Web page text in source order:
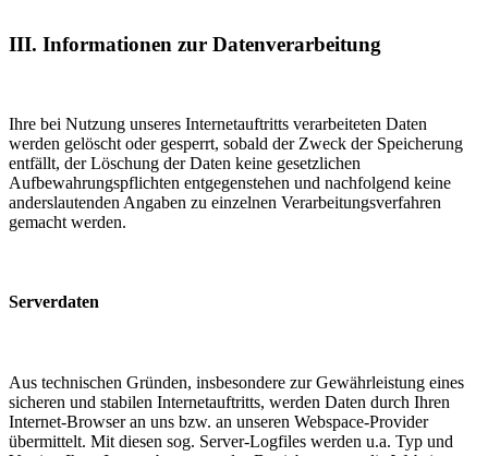
III. Informationen zur Datenverarbeitung
Ihre bei Nutzung unseres Internetauftritts verarbeiteten Daten
werden gelöscht oder gesperrt, sobald der Zweck der Speicherung
entfällt, der Löschung der Daten keine gesetzlichen
Aufbewahrungspflichten entgegenstehen und nachfolgend keine
anderslautenden Angaben zu einzelnen Verarbeitungsverfahren
gemacht werden.
Serverdaten
Aus technischen Gründen, insbesondere zur Gewährleistung eines
sicheren und stabilen Internetauftritts, werden Daten durch Ihren
Internet-Browser an uns bzw. an unseren Webspace-Provider
übermittelt. Mit diesen sog. Server-Logfiles werden u.a. Typ und